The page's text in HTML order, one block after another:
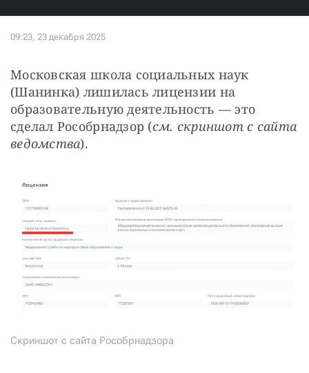
Московская школа социальных наук
(Шанинка) лишилась лицензии на
образовательную деятельность — это
сделал Рособрнадзор (см. скриншот с сайта
ведомства).
Скриншот с сайта Рособрнадзора